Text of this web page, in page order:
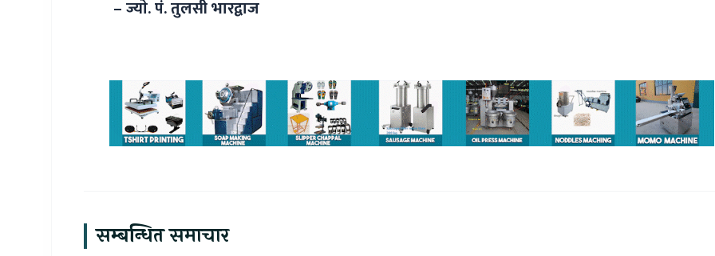
– ज्याे. पं. तुलसी भारद्वाज
सम्बन्धित समाचार